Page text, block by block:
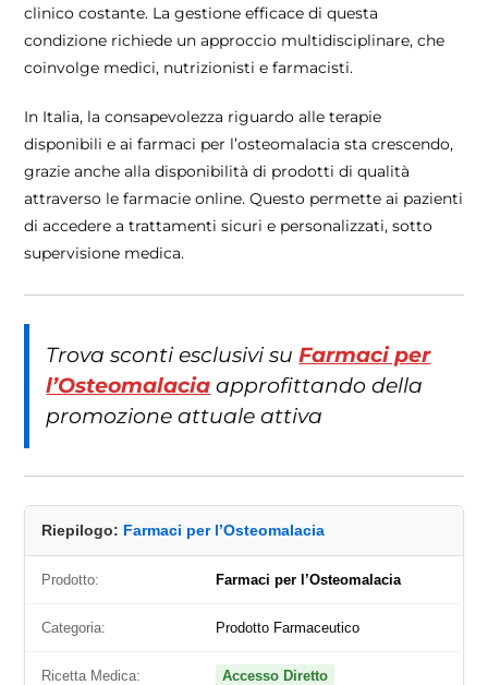
clinico costante. La gestione efficace di questa
condizione richiede un approccio multidisciplinare, che
coinvolge medici, nutrizionisti e farmacisti.
In Italia, la consapevolezza riguardo alle terapie
disponibili e ai farmaci per l’osteomalacia sta crescendo,
grazie anche alla disponibilità di prodotti di qualità
attraverso le farmacie online. Questo permette ai pazienti
di accedere a trattamenti sicuri e personalizzati, sotto
supervisione medica.
Trova sconti esclusivi suFarmaci per
l’Osteomalacia approfittando della
promozione attuale attiva
Riepilogo: Farmaci per l’Osteomalacia
Prodotto: Farmaci per l’Osteomalacia
Categoria: Prodotto Farmaceutico
Ricetta Medica: Accesso Diretto